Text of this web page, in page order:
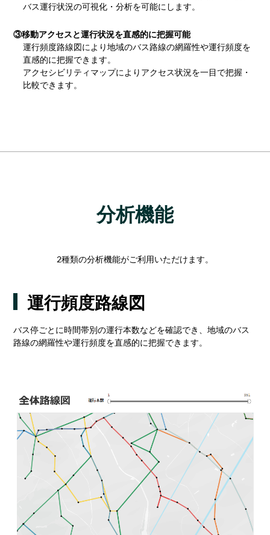
バス運行状況の可視化・分析を可能にします。
③移動アクセスと運行状況を直感的に把握可能
運行頻度路線図により地域のバス路線の網羅性や運行頻度を
直感的に把握できます。
アクセシビリティマップによりアクセス状況を一目で把握・
比較できます。
分析機能
2種類の分析機能がご利用いただけます。
運行頻度路線図
バス停ごとに時間帯別の運行本数などを確認でき、地域のバス
路線の網羅性や運行頻度を直感的に把握できます。